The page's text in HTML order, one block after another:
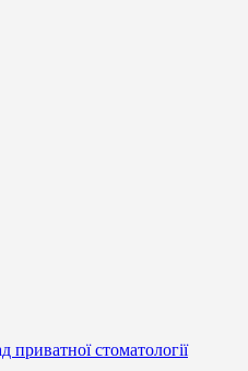
приватної стоматології